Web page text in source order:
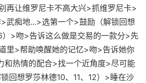
再让维罗尼卡不高大兴>抓维罗尼卡>
武痴地...>选第一个>鼓励（解锁回想
）>吻>告诉这么做是交易的一款分>先
里>帮助唤醒她的记忆>吻>告诉她你
和热情的配合>找一个近角度>尽可能
回想罗莎林德10、11、12）>睡在沙